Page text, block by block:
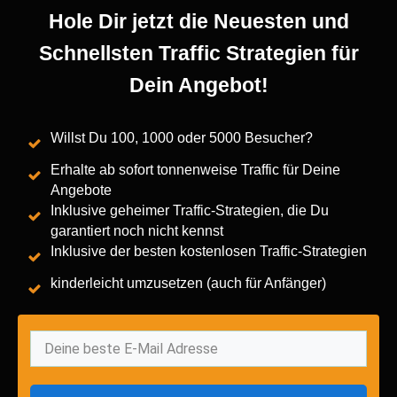
Hole Dir jetzt die Neuesten und
Schnellsten Traffic Strategien für
Dein Angebot!
Willst Du 100, 1000 oder 5000 Besucher?
Erhalte ab sofort tonnenweise Traffic für Deine
Angebote
Inklusive geheimer Traffic-Strategien, die Du
garantiert noch nicht kennst
Inklusive der besten kostenlosen Traffic-Strategien
kinderleicht umzusetzen (auch für Anfänger)